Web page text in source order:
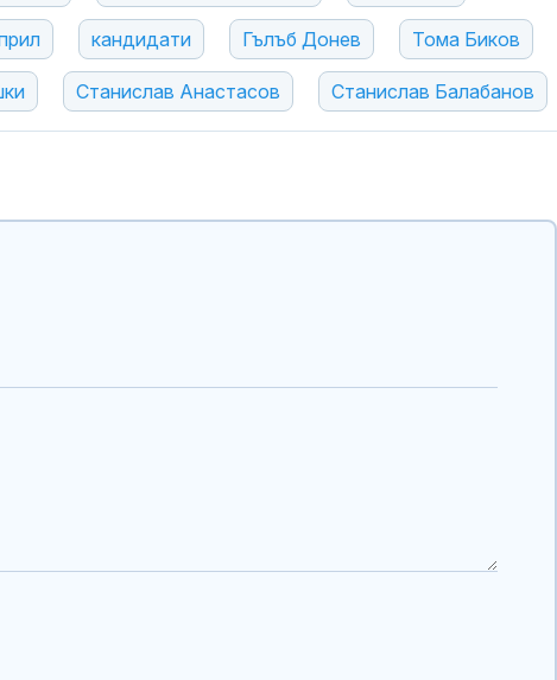
кандидати Гълъб Донев Тома Биков
Станислав Анастасов Станислав Балабанов